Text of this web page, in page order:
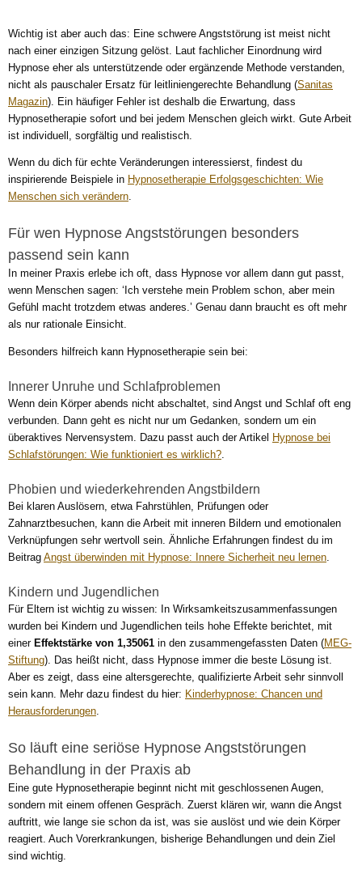
Wichtig ist aber auch das: Eine schwere Angststörung ist meist nicht
nach einer einzigen Sitzung gelöst. Laut fachlicher Einordnung wird
Hypnose eher als unterstützende oder ergänzende Methode verstanden,
nicht als pauschaler Ersatz für leitliniengerechte Behandlung (Sanitas
Magazin). Ein häufiger Fehler ist deshalb die Erwartung, dass
Hypnosetherapie sofort und bei jedem Menschen gleich wirkt. Gute Arbeit
ist individuell, sorgfältig und realistisch.
Wenn du dich für echte Veränderungen interessierst, findest du
inspirierende Beispiele in Hypnosetherapie Erfolgsgeschichten: Wie
Menschen sich verändern.
Für wen Hypnose Angststörungen besonders
passend sein kann
In meiner Praxis erlebe ich oft, dass Hypnose vor allem dann gut passt,
wenn Menschen sagen: ‘Ich verstehe mein Problem schon, aber mein
Gefühl macht trotzdem etwas anderes.’ Genau dann braucht es oft mehr
als nur rationale Einsicht.
Besonders hilfreich kann Hypnosetherapie sein bei:
Innerer Unruhe und Schlafproblemen
Wenn dein Körper abends nicht abschaltet, sind Angst und Schlaf oft eng
verbunden. Dann geht es nicht nur um Gedanken, sondern um ein
überaktives Nervensystem. Dazu passt auch der Artikel
Hypnose bei
Schlafstörungen: Wie funktioniert es wirklich?
Phobien und wiederkehrenden Angstbildern
Bei klaren Auslösern, etwa Fahrstühlen, Prüfungen oder
Zahnarztbesuchen, kann die Arbeit mit inneren Bildern und emotionalen
Verknüpfungen sehr wertvoll sein. Ähnliche Erfahrungen findest du im
Beitrag Angst überwinden mit Hypnose: Innere Sicherheit neu lernen
Kindern und Jugendlichen
Für Eltern ist wichtig zu wissen: In Wirksamkeitszusammenfassungen
wurden bei Kindern und Jugendlichen teils hohe Effekte berichtet, mit
einer Effektstärke von 1,35061 in den zusammengefassten Daten (MEG-
Stiftung). Das heißt nicht, dass Hypnose immer die beste Lösung ist.
Aber es zeigt, dass eine altersgerechte, qualifizierte Arbeit sehr sinnvoll
sein kann. Mehr dazu findest du hier: Kinderhypnose: Chancen und
Herausforderungen
So läuft eine seriöse Hypnose Angststörungen
Behandlung in der Praxis ab
Eine gute Hypnosetherapie beginnt nicht mit geschlossenen Augen,
sondern mit einem offenen Gespräch. Zuerst klären wir, wann die Angst
auftritt, wie lange sie schon da ist, was sie auslöst und wie dein Körper
reagiert. Auch Vorerkrankungen, bisherige Behandlungen und dein Ziel
sind wichtig.